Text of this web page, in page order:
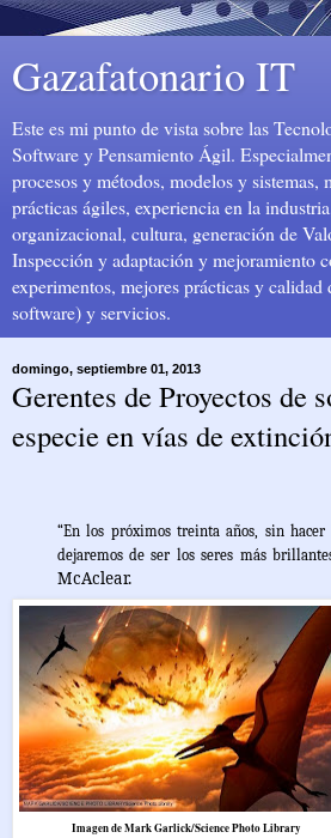
Gazafatonario IT
Este es mi punto de vista sobre las
Software y Pensamiento Ágil.
procesos y métodos, modelos y sistemas,
prácticas ágiles, experiencia en la
organizacional, cultura, generación de
Inspección y adaptación y mejoramiento
experimentos, mejores prácticas y calidad
software) y servicios.
domingo, septiembre 01, 2013
Gerentes de Proyectos de
especie en vías de
“En los próximos treinta años, sin
dejaremos de ser los seres más
McAclear.
Imagen de Mark Garlick/Science Photo Library